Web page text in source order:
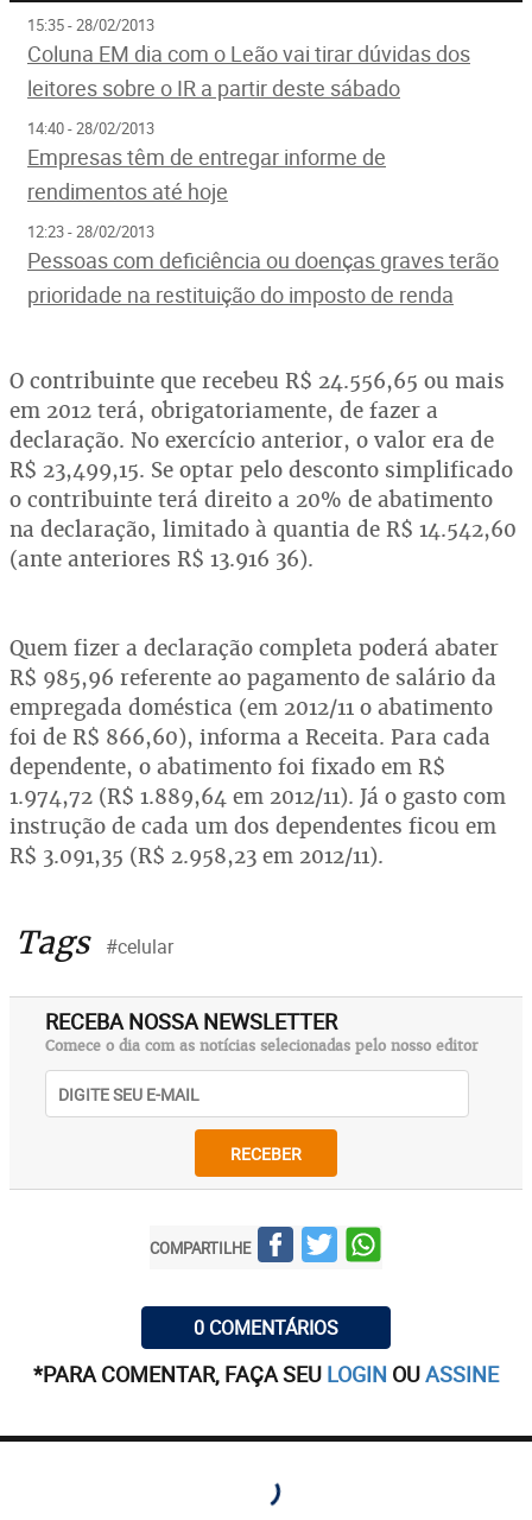
15:35 - 28/02/2013
Coluna EM dia com o Leão vai tirar dúvidas dos
leitores sobre o IR a partir deste sábado
14:40 - 28/02/2013
Empresas têm de entregar informe de
rendimentos até hoje
12:23 - 28/02/2013
Pessoas com deficiência ou doenças graves terão
prioridade na restituição do imposto de renda
O contribuinte que recebeu R$ 24.556,65 ou mais
em 2012 terá, obrigatoriamente, de fazer a
declaração. No exercício anterior, o valor era de
R$ 23,499,15. Se optar pelo desconto simplificado
o contribuinte terá direito a 20% de abatimento
na declaração, limitado à quantia de R$ 14.542,60
(ante anteriores R$ 13.916 36).
Quem fizer a declaração completa poderá abater
R$ 985,96 referente ao pagamento de salário da
empregada doméstica (em 2012/11 o abatimento
foi de R$ 866,60), informa a Receita. Para cada
dependente, o abatimento foi fixado em R$
1.974,72 (R$ 1.889,64 em 2012/11). Já o gasto com
instrução de cada um dos dependentes ficou em
R$ 3.091,35 (R$ 2.958,23 em 2012/11).
Tags #celular
RECEBA NOSSA NEWSLETTER
Comece o dia com as notícias selecionadas pelo nosso editor
RECEBER
COMPARTILHE
0 COMENTÁRIOS
*PARA COMENTAR, FAÇA SEU LOGIN OUASSINE